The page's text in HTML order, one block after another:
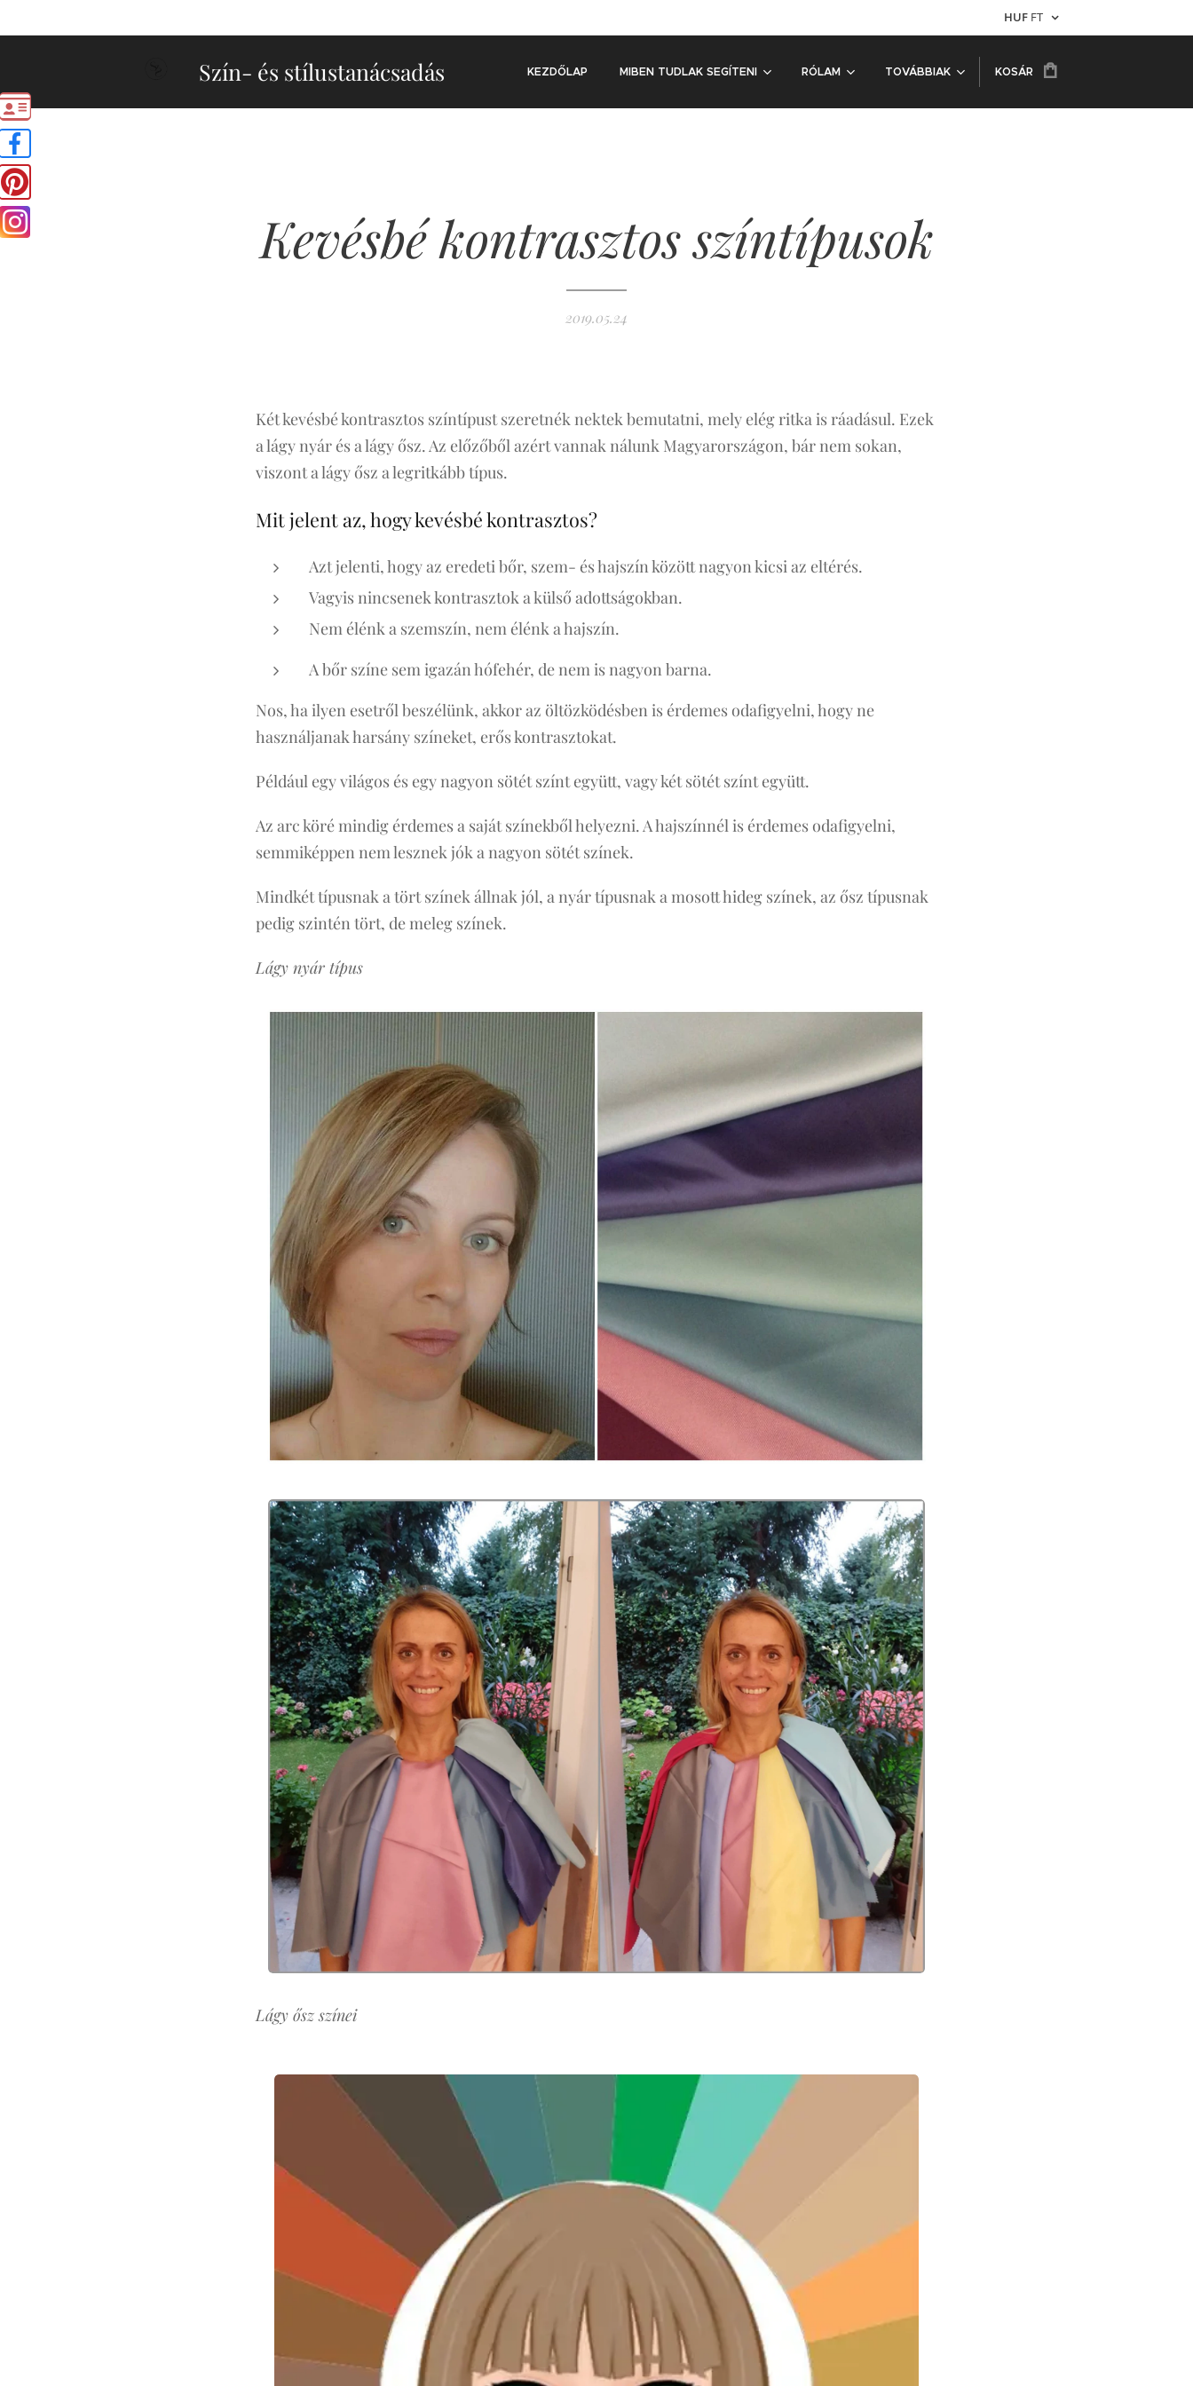
HUF FT
Szín- és stílustanácsadás KEZDŐLAP MIBEN TUDLAK SEGÍTENI RÓLAM TOVÁBBIAK KOSÁR
Kevésbé kontrasztos színtípusok
2019.05.24
Két kevésbé kontrasztos színtípust szeretnék nektek bemutatni, mely elég ritka is ráadásul. Ezek
a lágy nyár és a lágy ősz. Az előzőből azért vannak nálunk Magyarországon, bár nem sokan,
viszont a lágy ősz a legritkább típus.
Mit jelent az, hogy kevésbé kontrasztos?
Azt jelenti, hogy az eredeti bőr, szem- és hajszín között nagyon kicsi az eltérés.
Vagyis nincsenek kontrasztok a külső adottságokban.
Nem élénk a szemszín, nem élénk a hajszín.
A bőr színe sem igazán hófehér, de nem is nagyon barna.
Nos, ha ilyen esetről beszélünk, akkor az öltözködésben is érdemes odafigyelni, hogy ne
használjanak harsány színeket, erős kontrasztokat.
Például egy világos és egy nagyon sötét színt együtt, vagy két sötét színt együtt.
Az arc köré mindig érdemes a saját színekből helyezni. A hajszínnél is érdemes odafigyelni,
semmiképpen nem lesznek jók a nagyon sötét színek.
Mindkét típusnak a tört színek állnak jól, a nyár típusnak a mosott hideg színek, az ősz típusnak
pedig szintén tört, de meleg színek.
Lágy nyár típus
Lágy ősz színei